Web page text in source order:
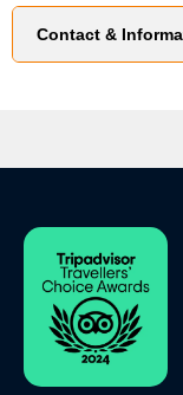
Notre camp de
de bain privative et
Contact &
Merci pour votre